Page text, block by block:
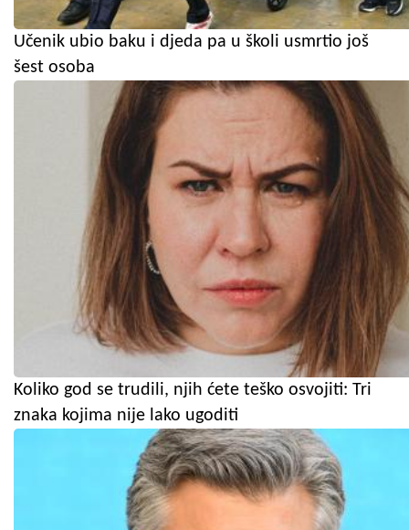
Učenik ubio baku i djeda pa u školi usmrtio još
šest osoba
Koliko god se trudili, njih ćete teško osvojiti: Tri
znaka kojima nije lako ugoditi